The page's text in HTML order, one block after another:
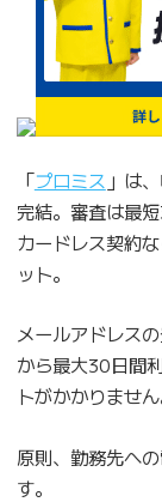
「プロミス 」は
完結。審査は最
カードレス契約
ット。
メールアドレス
から最大30日間
トがかかりません
原則、勤務先へ
す。